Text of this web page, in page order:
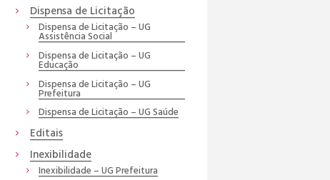
Dispensa de Licitação
Dispensa de Licitação – UG
Assistência Social
Dispensa de Licitação – UG
Educação
Dispensa de Licitação – UG
Prefeitura
Dispensa de Licitação – UG Saúde
Editais
Inexibilidade
Inexibilidade – UG Prefeitura